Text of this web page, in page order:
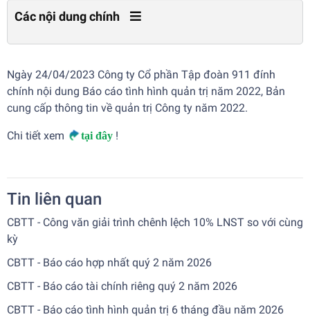
Các nội dung chính
Ngày 24/04/2023 Công ty Cổ phần Tập đoàn 911 đính
chính nội dung Báo cáo tình hình quản trị năm 2022, Bản
cung cấp thông tin về quản trị Công ty năm 2022.
Chi tiết xem tại đây !
Tin liên quan
CBTT - Công văn giải trình chênh lệch 10% LNST so với cùng
kỳ
CBTT - Báo cáo hợp nhất quý 2 năm 2026
CBTT - Báo cáo tài chính riêng quý 2 năm 2026
CBTT - Báo cáo tình hình quản trị 6 tháng đầu năm 2026